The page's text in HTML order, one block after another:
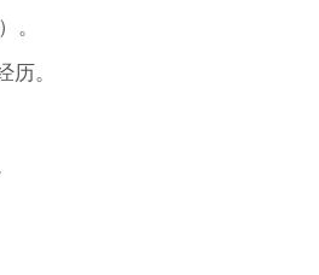
。
。